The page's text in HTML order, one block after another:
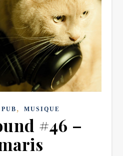
, MUSIQUE
#46 –